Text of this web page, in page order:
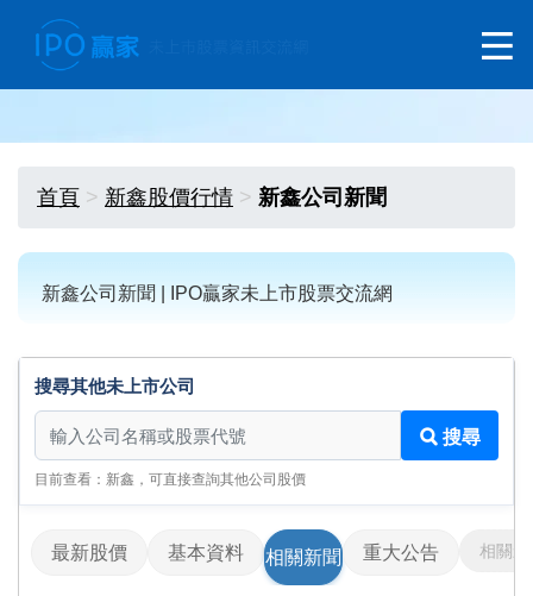
首頁 新鑫股價行情 新鑫公司新聞
新鑫公司新聞 | IPO贏家未上市股票交流網
搜尋其他未上市公司
搜尋其他未上市公司
搜尋
目前查看：新鑫，可直接查詢其他公司股價
最新股價 基本資料 相關新聞 重大公告 相關影